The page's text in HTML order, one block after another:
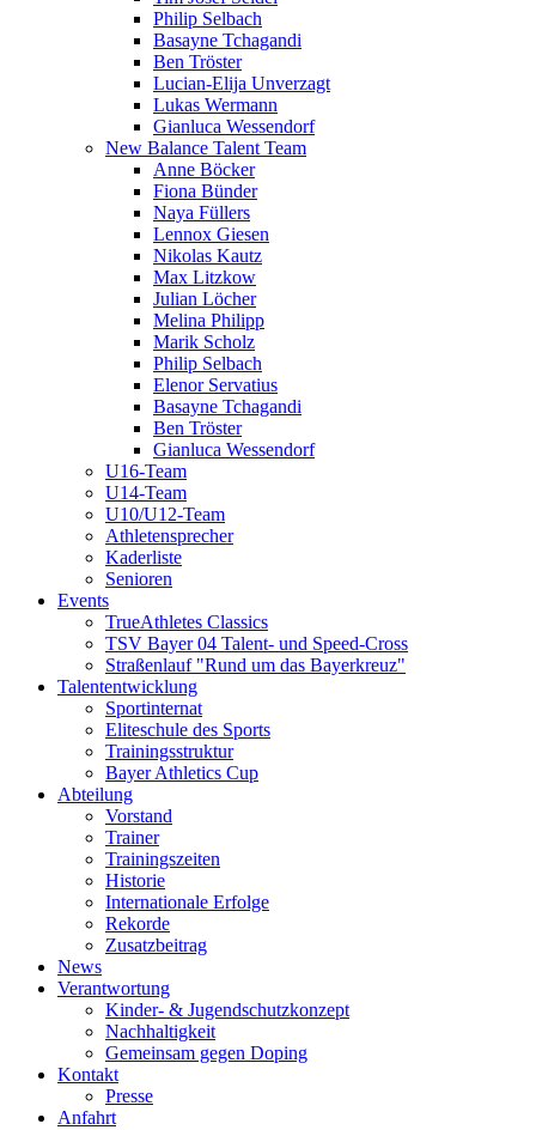
Philip Selbach
Basayne Tchagandi
Ben Tröster
Lucian-Elija Unverzagt
Lukas Wermann
Gianluca Wessendorf
New Balance Talent Team
Anne Böcker
Fiona Bünder
Naya Füllers
Lennox Giesen
Nikolas Kautz
Max Litzkow
Julian Löcher
Melina Philipp
Marik Scholz
Philip Selbach
Elenor Servatius
Basayne Tchagandi
Ben Tröster
Gianluca Wessendorf
U16-Team
U14-Team
U10/U12-Team
Athletensprecher
Kaderliste
Senioren
Events
TrueAthletes Classics
TSV Bayer 04 Talent- und Speed-Cross
Straßenlauf "Rund um das Bayerkreuz"
Talententwicklung
Sportinternat
Eliteschule des Sports
Trainingsstruktur
Bayer Athletics Cup
Abteilung
Vorstand
Trainer
Trainingszeiten
Historie
Internationale Erfolge
Rekorde
Zusatzbeitrag
News
Verantwortung
Kinder- & Jugendschutzkonzept
Nachhaltigkeit
Gemeinsam gegen Doping
Kontakt
Presse
Anfahrt